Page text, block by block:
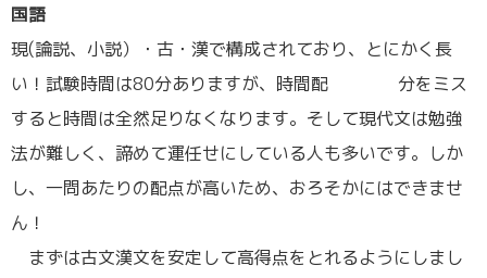
国語
現(論説、小説）・古・漢で構成されており、とにかく長
い！試験時間は80分ありますが、時間配 分をミス
すると時間は全然足りなくなります。そして現代文は勉強
法が難しく、諦めて運任せにしている人も多いです。しか
し、一問あたりの配点が高いため、おろそかにはできませ
ん！
まずは古文漢文を安定して高得点をとれるようにしまし